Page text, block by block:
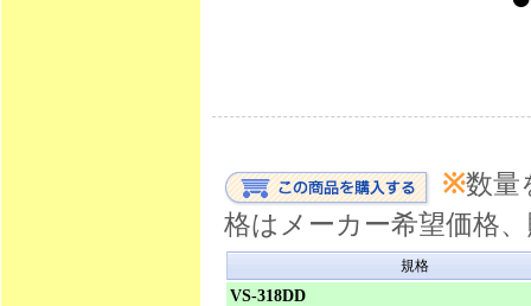
※数量
格はメーカー希望価格
規格
VS-318DD